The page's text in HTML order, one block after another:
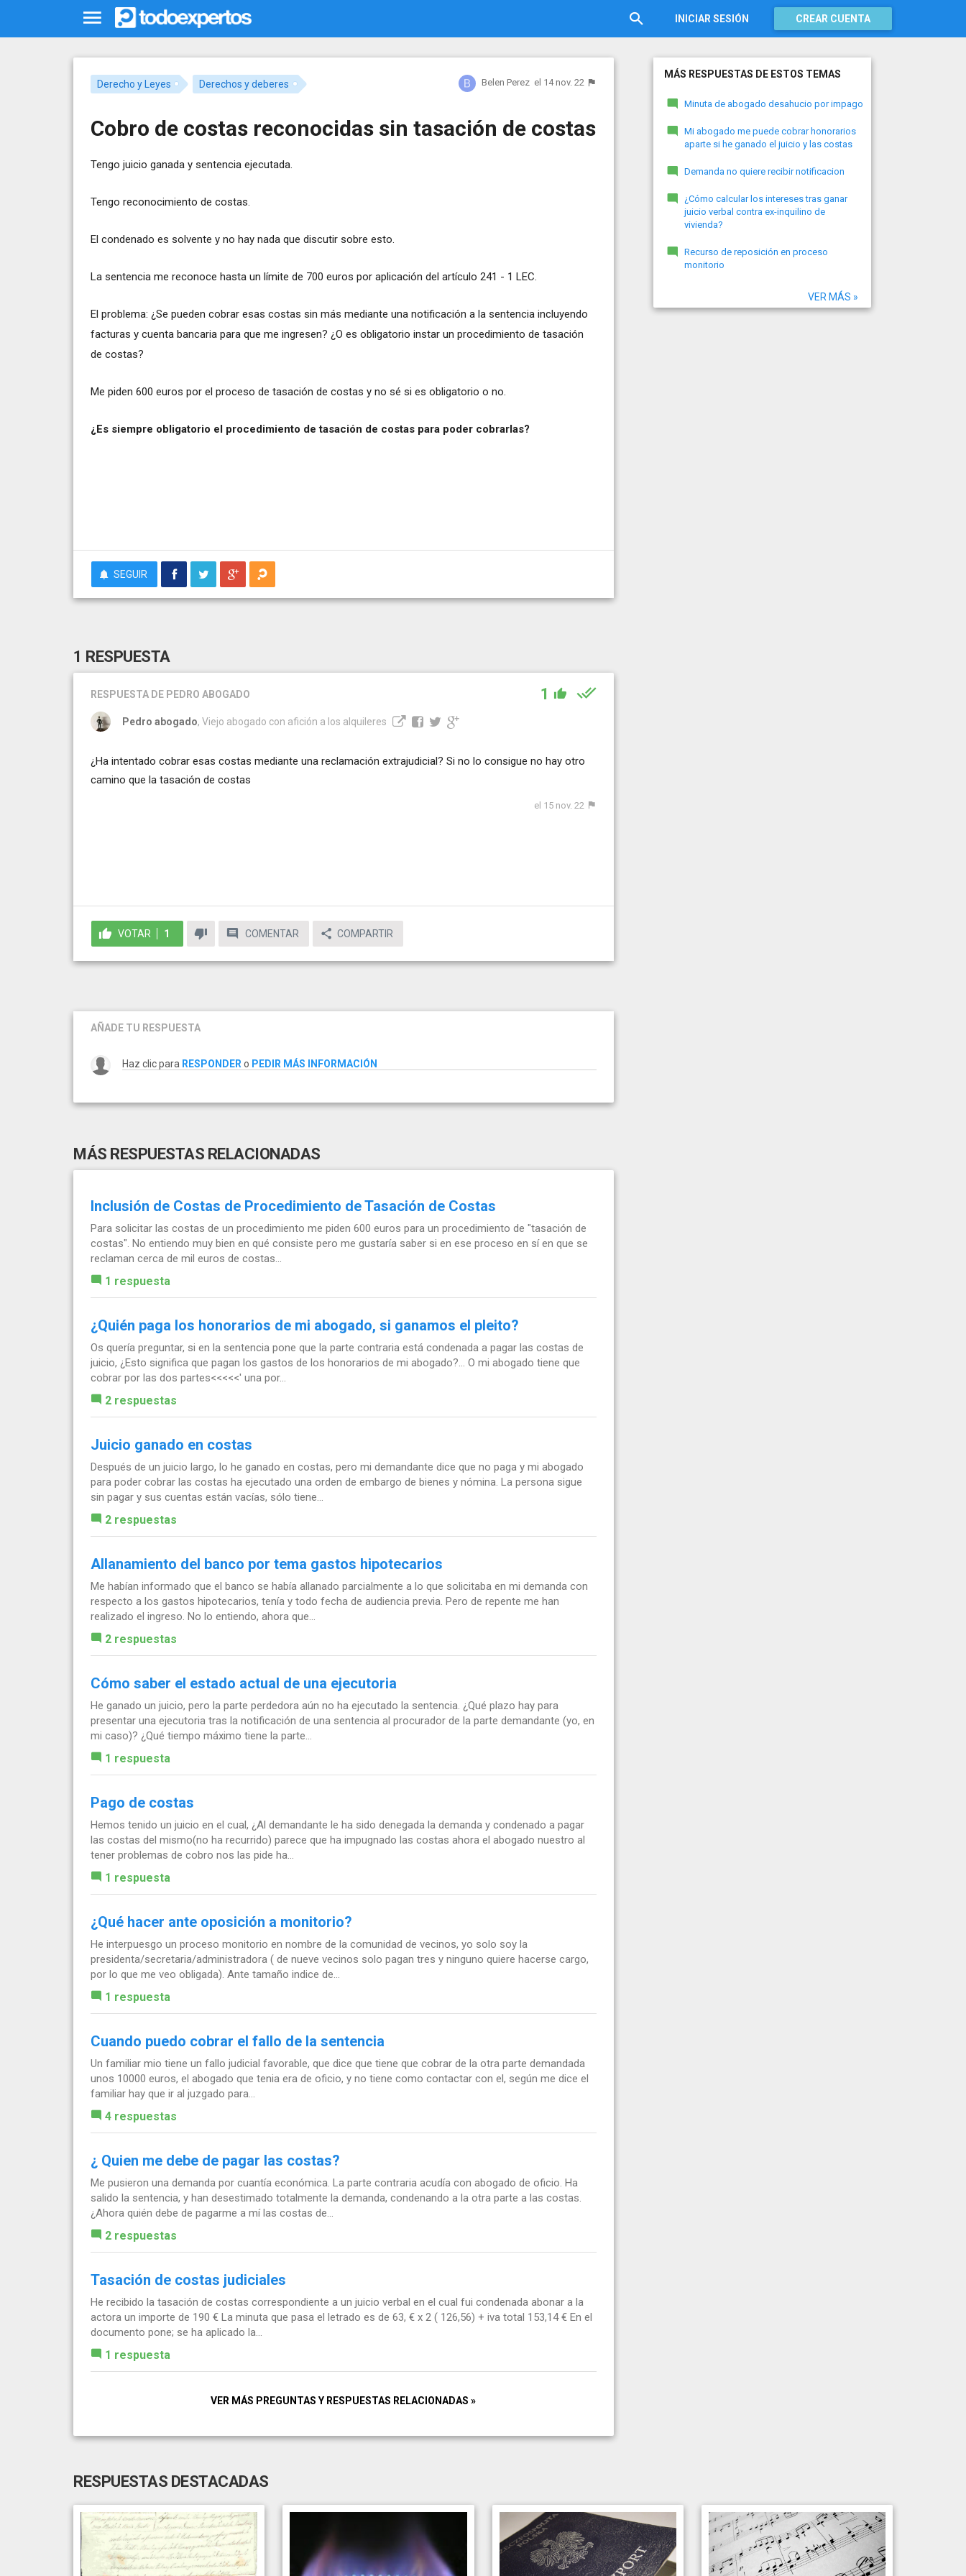
INICIAR SESIÓN CREAR CUENTA
Derecho y Leyes Derechos y deberes Belen Perez el 14 nov. 22
Cobro de costas reconocidas sin tasación de costas
Tengo juicio ganada y sentencia ejecutada.
Tengo reconocimiento de costas.
El condenado es solvente y no hay nada que discutir sobre esto.
La sentencia me reconoce hasta un límite de 700 euros por aplicación del artículo 241 - 1 LEC.
El problema: ¿Se pueden cobrar esas costas sin más mediante una notificación a la sentencia incluyendo
facturas y cuenta bancaria para que me ingresen? ¿O es obligatorio instar un procedimiento de tasación
de costas?
Me piden 600 euros por el proceso de tasación de costas y no sé si es obligatorio o no.
¿Es siempre obligatorio el procedimiento de tasación de costas para poder cobrarlas?
SEGUIR
1 RESPUESTA
RESPUESTA DE PEDRO ABOGADO 1
Pedro abogado, Viejo abogado con afición a los alquileres
¿Ha intentado cobrar esas costas mediante una reclamación extrajudicial? Si no lo consigue no hay otro
camino que la tasación de costas
el 15 nov. 22
VOTAR 1 COMENTAR COMPARTIR
AÑADE TU RESPUESTA
Haz clic para RESPONDER o PEDIR MÁS INFORMACIÓN
MÁS RESPUESTAS RELACIONADAS
Inclusión de Costas de Procedimiento de Tasación de Costas
Para solicitar las costas de un procedimiento me piden 600 euros para un procedimiento de "tasación de
costas". No entiendo muy bien en qué consiste pero me gustaría saber si en ese proceso en sí en que se
reclaman cerca de mil euros de costas...
1 respuesta
¿Quién paga los honorarios de mi abogado, si ganamos el pleito?
Os quería preguntar, si en la sentencia pone que la parte contraria está condenada a pagar las costas de
juicio, ¿Esto significa que pagan los gastos de los honorarios de mi abogado?... O mi abogado tiene que
cobrar por las dos partes<<<<<' una por...
2 respuestas
Juicio ganado en costas
Después de un juicio largo, lo he ganado en costas, pero mi demandante dice que no paga y mi abogado
para poder cobrar las costas ha ejecutado una orden de embargo de bienes y nómina. La persona sigue
sin pagar y sus cuentas están vacías, sólo tiene...
2 respuestas
Allanamiento del banco por tema gastos hipotecarios
Me habían informado que el banco se había allanado parcialmente a lo que solicitaba en mi demanda con
respecto a los gastos hipotecarios, tenía y todo fecha de audiencia previa. Pero de repente me han
realizado el ingreso. No lo entiendo, ahora que...
2 respuestas
Cómo saber el estado actual de una ejecutoria
He ganado un juicio, pero la parte perdedora aún no ha ejecutado la sentencia. ¿Qué plazo hay para
presentar una ejecutoria tras la notificación de una sentencia al procurador de la parte demandante (yo, en
mi caso)? ¿Qué tiempo máximo tiene la parte...
1 respuesta
Pago de costas
Hemos tenido un juicio en el cual, ¿Al demandante le ha sido denegada la demanda y condenado a pagar
las costas del mismo(no ha recurrido) parece que ha impugnado las costas ahora el abogado nuestro al
tener problemas de cobro nos las pide ha...
1 respuesta
¿Qué hacer ante oposición a monitorio?
He interpuesgo un proceso monitorio en nombre de la comunidad de vecinos, yo solo soy la
presidenta/secretaria/administradora ( de nueve vecinos solo pagan tres y ninguno quiere hacerse cargo,
por lo que me veo obligada). Ante tamaño indice de...
1 respuesta
Cuando puedo cobrar el fallo de la sentencia
Un familiar mio tiene un fallo judicial favorable, que dice que tiene que cobrar de la otra parte demandada
unos 10000 euros, el abogado que tenia era de oficio, y no tiene como contactar con el, según me dice el
familiar hay que ir al juzgado para...
4 respuestas
¿ Quien me debe de pagar las costas?
Me pusieron una demanda por cuantía económica. La parte contraria acudía con abogado de oficio. Ha
salido la sentencia, y han desestimado totalmente la demanda, condenando a la otra parte a las costas.
¿Ahora quién debe de pagarme a mí las costas de...
2 respuestas
Tasación de costas judiciales
He recibido la tasación de costas correspondiente a un juicio verbal en el cual fui condenada abonar a la
actora un importe de 190 € La minuta que pasa el letrado es de 63, € x 2 ( 126,56) + iva total 153,14 € En el
documento pone; se ha aplicado la...
1 respuesta
VER MÁS PREGUNTAS Y RESPUESTAS RELACIONADAS »
MÁS RESPUESTAS DE ESTOS TEMAS
Minuta de abogado desahucio por impago
Mi abogado me puede cobrar honorarios
aparte si he ganado el juicio y las costas
Demanda no quiere recibir notificacion
¿Cómo calcular los intereses tras ganar
juicio verbal contra ex-inquilino de
vivienda?
Recurso de reposición en proceso
monitorio
VER MÁS »
RESPUESTAS DESTACADAS